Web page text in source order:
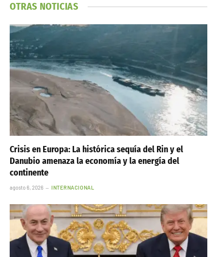
OTRAS NOTICIAS
Crisis en Europa: La histórica sequía del Rin y el
Danubio amenaza la economía y la energía del
continente
agosto 6, 2026 INTERNACIONAL